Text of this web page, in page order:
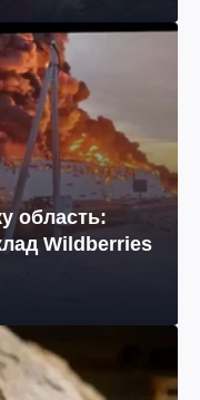
область:
Wildberries